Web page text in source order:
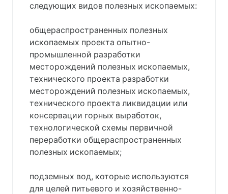
следующих видов полезных ископаемых:
общераспространенных полезных
ископаемых проекта опытно-
промышленной разработки
месторождений полезных ископаемых,
технического проекта разработки
месторождений полезных ископаемых,
технического проекта ликвидации или
консервации горных выработок,
технологической схемы первичной
переработки общераспространенных
полезных ископаемых;
подземных вод, которые используются
для целей питьевого и хозяйственно-